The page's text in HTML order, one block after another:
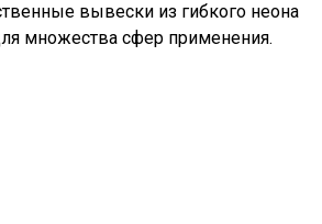
вывески из гибкого неона
множества сфер применения.